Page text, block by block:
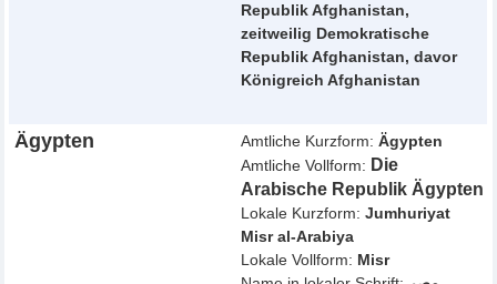
Republik Afghanistan,
zeitweilig Demokratische
Republik Afghanistan, davor
Königreich Afghanistan
Ägypten Amtliche Kurzform:Ägypten
Amtliche Vollform: Die
Arabische Republik Ägypten
Lokale Kurzform:Jumhuriyat
Misr al-Arabiya
Lokale Vollform: Misr